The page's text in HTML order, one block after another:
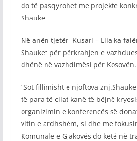
do të pasqyrohet me projekte
Shauket.
Në anën tjetër Kusari – Lila ka
Shauket për përkrahjen e
dhënë në vazhdimësi për Kosovën.
“Sot fillimisht e njoftova
të para të cilat kanë të bëjnë
organizimin e konferencës së
vitin e ardhshëm, si dhe me
Komunale e Gjakovës do ketë në